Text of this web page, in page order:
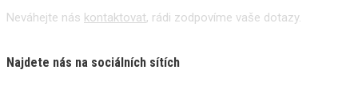
Neváhejte nás kontaktovat, rádi zodpovíme vaše dotazy.
Najdete nás na sociálních sítích